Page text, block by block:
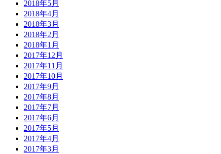
2018年5月
2018年4月
2018年3月
2018年2月
2018年1月
2017年12月
2017年11月
2017年10月
2017年9月
2017年8月
2017年7月
2017年6月
2017年5月
2017年4月
2017年3月